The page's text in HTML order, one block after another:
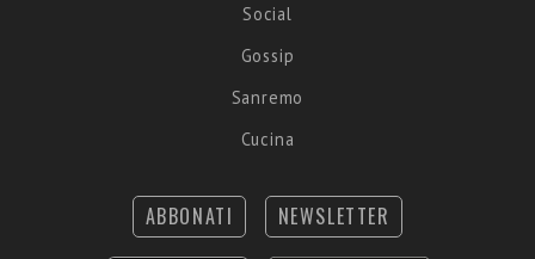
Social
Gossip
Sanremo
Cucina
ABBONATI NEWSLETTER